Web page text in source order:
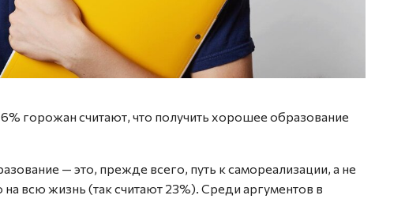
горожан считают, что получить хорошее образование
— это, прежде всего, путь к самореализации, а не
всю жизнь (так считают 23%). Среди аргументов в